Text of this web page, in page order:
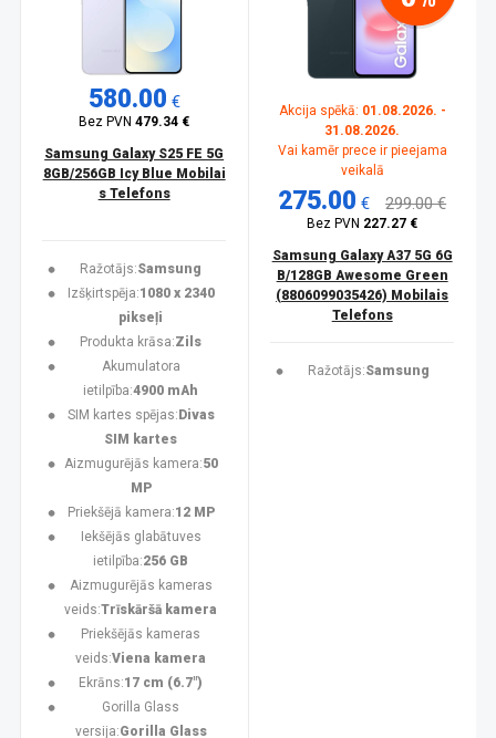
580.00 €
Bez PVN479.34 €
Samsung Galaxy S25 FE 5G
8GB/256GB Icy Blue Mobilai
s Telefons
Ražotājs:Samsung
Izšķirtspēja:1080 x 2340
pikseļi
Produkta krāsa:Zils
Akumulatora
ietilpība:4900 mAh
SIM kartes spējas: Divas
SIM kartes
Aizmugurējās kamera:50
MP
Priekšējā kamera:12 MP
Iekšējās glabātuves
ietilpība:256 GB
Aizmugurējās kameras
veids:Trīskāršā kamera
Priekšējās kameras
veids:Viena kamera
Ekrāns:17 cm (6.7")
Gorilla Glass
versija:Gorilla Glass
Akcija spēkā: 01.08.2026. -
31.08.2026.
Vai kamēr prece ir pieejama
veikalā
275.00 € 299.00 €
Bez PVN 227.27 €
Samsung Galaxy A37 5G 6G
B/128GB Awesome Green
(8806099035426) Mobilais
Telefons
Ražotājs:Samsung